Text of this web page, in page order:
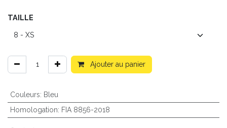
TAILLE
Ajouter au panier
Couleurs: Bleu
Homologation: FIA 8856-2018